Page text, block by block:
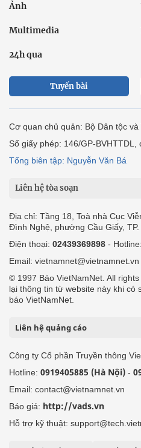
Ảnh
Multimedia
24h qua
Tuyến bài
Cơ quan chủ quản: Bộ Dân tộc và
Số giấy phép: 146/GP-BVHTTDL,
Tổng biên tập: Nguyễn Văn Bá
Liên hệ tòa soạn
Địa chỉ: Tầng 18, Toà nhà Cục
Đình Nghệ, phường Cầu Giấy, TP.
Điện thoại: 02439369898 - Hotline:
Email: vietnamnet@vietnamnet.vn
© 1997 Báo VietNamNet. All
lại thông tin từ website này khi có
báo VietNamNet.
Liên hệ quảng cáo
Công ty Cổ phần Truyền thông
Hotline: 0919405885 (Hà Nội) -
Email: contact@vietnamnet.vn
Báo giá: http://vads.vn
Hỗ trợ kỹ thuật: